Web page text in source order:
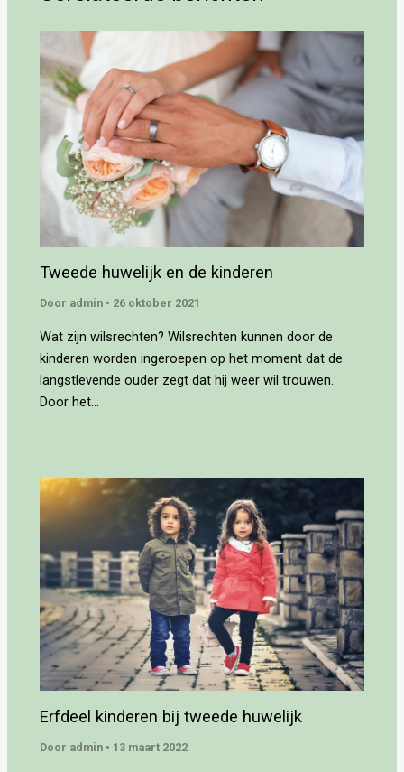
Tweede huwelijk en de kinderen
Door admin • 26 oktober 2021
Wat zijn wilsrechten? Wilsrechten kunnen door de
kinderen worden ingeroepen op het moment dat de
langstlevende ouder zegt dat hij weer wil trouwen.
Door het…
Erfdeel kinderen bij tweede huwelijk
Door admin • 13 maart 2022